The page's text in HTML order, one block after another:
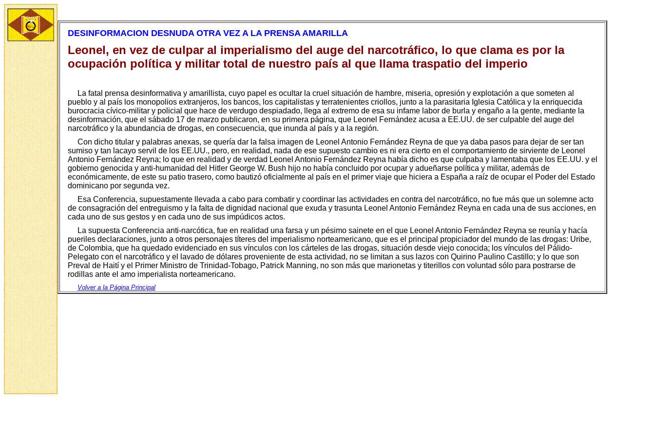
DESINFORMACION DESNUDA OTRA VEZ A LA PRENSA AMARILLA
Leonel, en vez de culpar al imperialismo del auge del narcotráfico, lo que clama es por la
ocupación política y militar total de nuestro país al que llama traspatio del imperio
La fatal prensa desinformativa y amarillista, cuyo papel es ocultar la cruel situación de hambre, miseria, opresión y explotación a que someten al
pueblo y al país los monopolios extranjeros, los bancos, los capitalistas y terratenientes criollos, junto a la parasitaria Iglesia Católica y la enriquecida
burocracia cívico-militar y policial que hace de verdugo despiadado, llega al extremo de esa su infame labor de burla y engaño a la gente, mediante la
desinformación, que el sábado 17 de marzo publicaron, en su primera página, que Leonel Fernández acusa a EE.UU. de ser culpable del auge del
narcotráfico y la abundancia de drogas, en consecuencia, que inunda al país y a la región.
Con dicho titular y palabras anexas, se quería dar la falsa imagen de Leonel Antonio Fernández Reyna de que ya daba pasos para dejar de ser tan
sumiso y tan lacayo servil de los EE.UU., pero, en realidad, nada de ese supuesto cambio es ni era cierto en el comportamiento de sirviente de Leonel
Antonio Fernández Reyna; lo que en realidad y de verdad Leonel Antonio Fernández Reyna había dicho es que culpaba y lamentaba que los EE.UU. y el
gobierno genocida y anti-humanidad del Hitler George W. Bush hijo no había concluido por ocupar y adueñarse política y militar, además de
económicamente, de este su patio trasero, como bautizó oficialmente al país en el primer viaje que hiciera a España a raíz de ocupar el Poder del Estado
dominicano por segunda vez.
Esa Conferencia, supuestamente llevada a cabo para combatir y coordinar las actividades en contra del narcotráfico, no fue más que un solemne acto
de consagración del entreguismo y la falta de dignidad nacional que exuda y trasunta Leonel Antonio Fernández Reyna en cada una de sus acciones, en
cada uno de sus gestos y en cada uno de sus impúdicos actos.
La supuesta Conferencia anti-narcótica, fue en realidad una farsa y un pésimo sainete en el que Leonel Antonio Fernández Reyna se reunía y hacía
pueriles declaraciones, junto a otros personajes títeres del imperialismo norteamericano, que es el principal propiciador del mundo de las drogas: Uribe,
de Colombia, que ha quedado evidenciado en sus vínculos con los cárteles de las drogas, situación desde viejo conocida; los vínculos del Pálido-
Pelegato con el narcotráfico y el lavado de dólares proveniente de esta actividad, no se limitan a sus lazos con Quirino Paulino Castillo; y lo que son
Preval de Haití y el Primer Ministro de Trinidad-Tobago, Patrick Manning, no son más que marionetas y titerillos con voluntad sólo para postrarse de
rodillas ante el amo imperialista norteamericano.
Volver a la Página Principal